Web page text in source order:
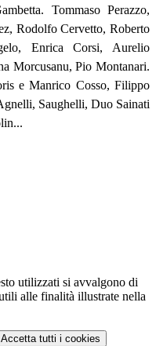
Tommaso Perazzo,
Rodolfo Cervetto, Roberto
Enrica Corsi, Aurelio
Morcusanu, Pio Montanari.
e Manrico Cosso, Filippo
Saughelli, Duo Sainati
utilizzati si avvalgono di
alle finalità illustrate nella
Accetta tutti i cookies